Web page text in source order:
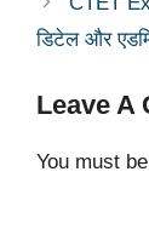
p
o
डिटेल और
Leave A
You must be